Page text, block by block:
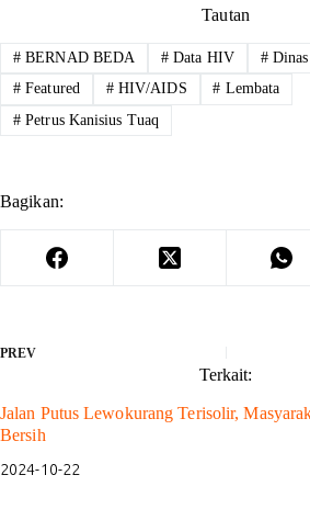
Tautan
# BERNAD BEDA # Data HIV #Dinas
# Featured #HIV/AIDS # Lembata
# Petrus Kanisius Tuaq
Bagikan:
PREV
Terkait:
Jalan Putus Lewokurang Terisolir,
Bersih
2024-10-22